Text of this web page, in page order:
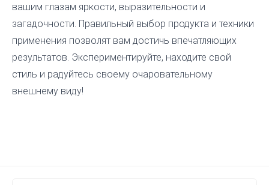
вашим глазам яркости, выразительности и
загадочности. Правильный выбор продукта и техники
применения позволят вам достичь впечатляющих
результатов. Экспериментируйте, находите свой
стиль и радуйтесь своему очаровательному
внешнему виду!